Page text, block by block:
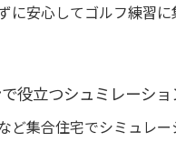
に安心してゴルフ練習
役立つシュミレーシ
ど集合住宅でシミュレ